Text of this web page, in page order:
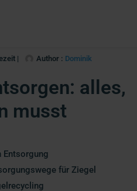
| Author : Dominik
alles,
musst
für Ziegel